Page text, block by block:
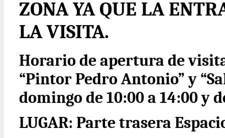
ZONA YA QUE LA
LA VISITA.
Horario de apertura de
“Pintor Pedro Antonio” y
domingo de 10:00 a 14:00 y
LUGAR: Parte trasera